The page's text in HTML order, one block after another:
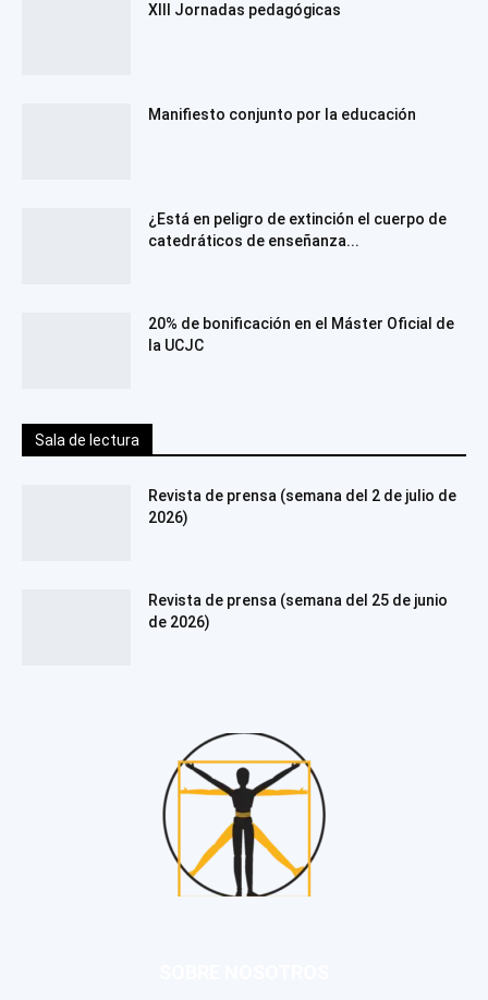
XIII Jornadas pedagógicas
Manifiesto conjunto por la educación
¿Está en peligro de extinción el cuerpo de
catedráticos de enseñanza...
20% de bonificación en el Máster Oficial de
la UCJC
Sala de lectura
Revista de prensa (semana del 2 de julio de
2026)
Revista de prensa (semana del 25 de junio
de 2026)